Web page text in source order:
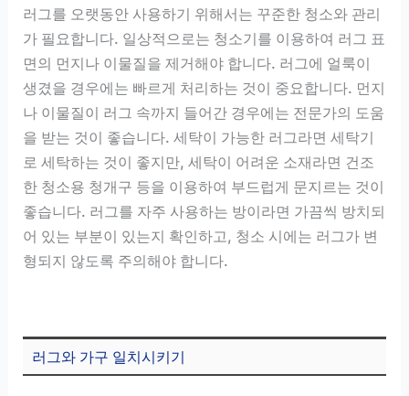
러그를 오랫동안 사용하기 위해서는 꾸준한 청소와 관리
가 필요합니다. 일상적으로는 청소기를 이용하여 러그 표
면의 먼지나 이물질을 제거해야 합니다. 러그에 얼룩이
생겼을 경우에는 빠르게 처리하는 것이 중요합니다. 먼지
나 이물질이 러그 속까지 들어간 경우에는 전문가의 도움
을 받는 것이 좋습니다. 세탁이 가능한 러그라면 세탁기
로 세탁하는 것이 좋지만, 세탁이 어려운 소재라면 건조
한 청소용 청개구 등을 이용하여 부드럽게 문지르는 것이
좋습니다. 러그를 자주 사용하는 방이라면 가끔씩 방치되
어 있는 부분이 있는지 확인하고, 청소 시에는 러그가 변
형되지 않도록 주의해야 합니다.
러그와 가구 일치시키기